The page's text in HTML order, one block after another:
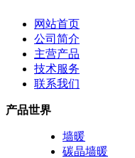
网站首页
公司简介
主营产品
技术服务
联系我们
产品世界
墙暖
碳晶墙暖